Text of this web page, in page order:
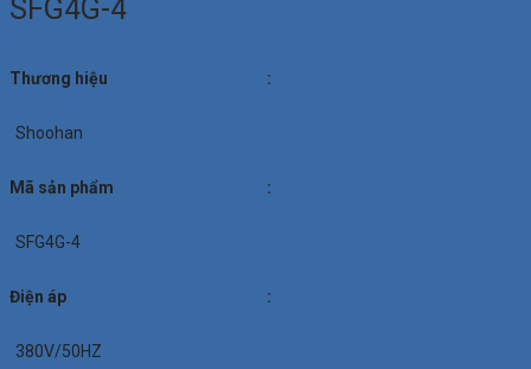
SFG4G-4
Thương hiệu :
Shoohan
Mã sản phẩm :
SFG4G-4
Điện áp :
380V/50HZ